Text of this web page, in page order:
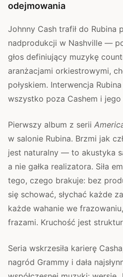
odejmowania
Johnny Cash trafił do Rubina
nadprodukcji w Nashville —
głos definiujący muzykę
aranżacjami orkiestrowymi,
połyskiem. Interwencja
wszystko poza Cashem i jego
Pierwszy album z serii
w salonie Rubina. Brzmi jak
jest naturalny — to akustyka
a nie gałka realizatora. Siła
tego, czego brakuje: bez
się schować, słychać każde
każde wahanie we
frazami. Kruchość jest
Seria wskrzesiła karierę
nagród Grammy i dała